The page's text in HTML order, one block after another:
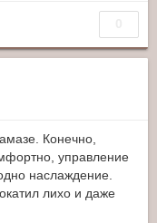
Конечно,
управление
наслаждение.
лихо и даже